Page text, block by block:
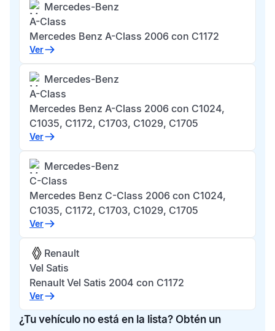
Mercedes-Benz
A-Class
Mercedes Benz A-Class 2006 con C1172
Ver
Mercedes-Benz
A-Class
Mercedes Benz A-Class 2006 con C1024,
C1035, C1172, C1703, C1029, C1705
Ver
Mercedes-Benz
C-Class
Mercedes Benz C-Class 2006 con C1024,
C1035, C1172, C1703, C1029, C1705
Ver
Renault
Vel Satis
Renault Vel Satis 2004 con C1172
Ver
¿Tu vehículo no está en la lista? Obtén un